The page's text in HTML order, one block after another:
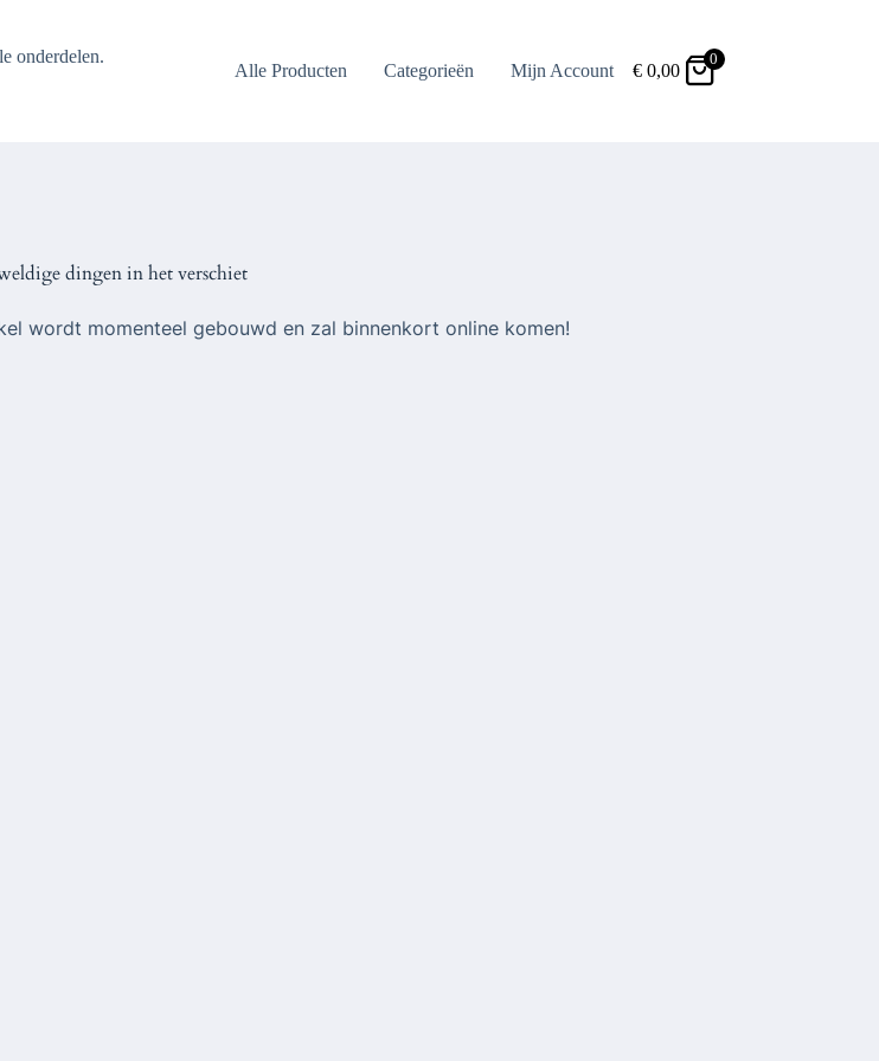
onderdelen.
Alle Producten Categorieën Mijn Account €0,00
0
dingen in het verschiet
wordt momenteel gebouwd en zal binnenkort online komen!